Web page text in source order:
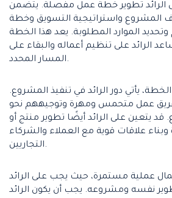
الرائد تطوير خطة عمل مفصلة. يتضمن
المشروع واستراتيجية التسويق وخطة
الموارد المطلوبة. يعد هذا الخطة
الرائد على تنظيم أعماله والبقاء على
المسار المحدد.
يأتي دور الرائد في تنفيذ المشروع.
عمل متحمس ومهرة وتوجيههم نحو
يتعين على الرائد أيضًا تطوير منتج أو
وبناء علاقات قوية مع العملاء والشركاء
التجاريين.
عملية مستمرة، حيث يجب على الرائد
نفسه ومشروعه. يجب أن يكون الرائد